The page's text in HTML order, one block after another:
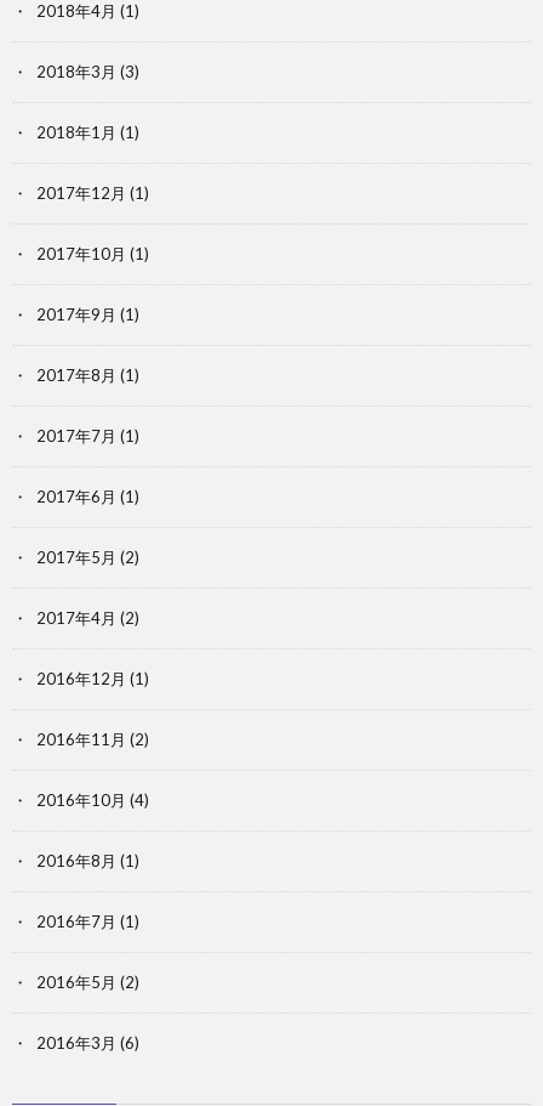
2018年4月 (1)
2018年3月 (3)
2018年1月 (1)
2017年12月 (1)
2017年10月 (1)
2017年9月 (1)
2017年8月 (1)
2017年7月 (1)
2017年6月 (1)
2017年5月 (2)
2017年4月 (2)
2016年12月 (1)
2016年11月 (2)
2016年10月 (4)
2016年8月 (1)
2016年7月 (1)
2016年5月 (2)
2016年3月 (6)